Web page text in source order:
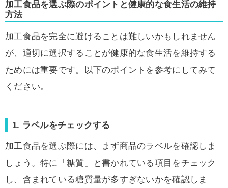
加工食品を選ぶ際のポイントと健康的な食生活の維持
方法
加工食品を完全に避けることは難しいかもしれません
が、適切に選択することが健康的な食生活を維持する
ためには重要です。以下のポイントを参考にしてみて
ください。
1. ラベルをチェックする
加工食品を選ぶ際には、まず商品のラベルを確認しま
しょう。特に「糖質」と書かれている項目をチェック
し、含まれている糖質量が多すぎないかを確認しま